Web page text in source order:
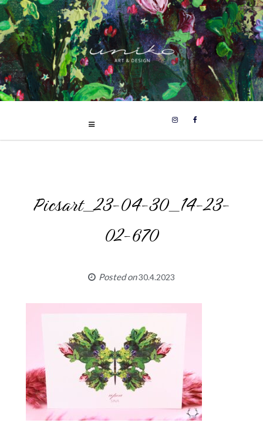
Skip
to
content
UNIKO
Uniikit taidetuotteet
Picsart_23-04-30_14-23-
02-670
Posted on30.4.2023